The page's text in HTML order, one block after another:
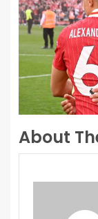
About